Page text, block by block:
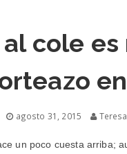
cole
agosto 31, 2015 Teresa
un poco cuesta arriba;